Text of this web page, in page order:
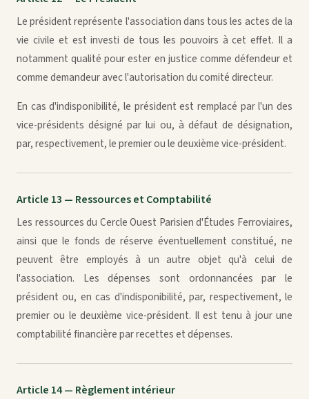
Le président représente l'association dans tous les actes de la
vie civile et est investi de tous les pouvoirs à cet effet. Il a
notamment qualité pour ester en justice comme défendeur et
comme demandeur avec l'autorisation du comité directeur.
En cas d'indisponibilité, le président est remplacé par l'un des
vice-présidents désigné par lui ou, à défaut de désignation,
par, respectivement, le premier ou le deuxième vice-président.
Article 13 — Ressources et Comptabilité
Les ressources du Cercle Ouest Parisien d'Études Ferroviaires,
ainsi que le fonds de réserve éventuellement constitué, ne
peuvent être employés à un autre objet qu'à celui de
l'association. Les dépenses sont ordonnancées par le
président ou, en cas d'indisponibilité, par, respectivement, le
premier ou le deuxième vice-président. Il est tenu à jour une
comptabilité financière par recettes et dépenses.
Article 14 — Règlement intérieur